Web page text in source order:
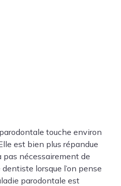
touche environ
Elle est bien plus répandue
pas nécessairement de
lorsque l’on pense
parodontale est